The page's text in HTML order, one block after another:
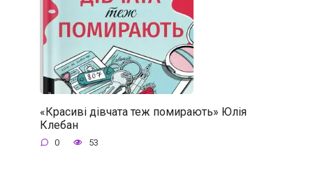
«Красиві дівчата теж помирають» Юлія
Клебан
0 53